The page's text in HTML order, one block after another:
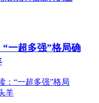
一超多强”格局确